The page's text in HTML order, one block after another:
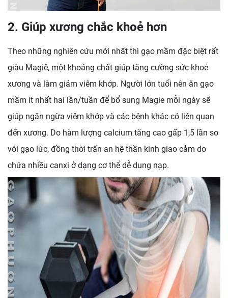
2. Giúp xương chắc khoẻ hơn
Theo những nghiên cứu mới nhất thì gạo mầm đặc biệt rất
giàu Magiê, một khoáng chất giúp tăng cường sức khoẻ
xương và làm giảm viêm khớp. Người lớn tuổi nên ăn gạo
mầm ít nhất hai lần/tuần để bổ sung Magie mỗi ngày sẽ
giúp ngăn ngừa viêm khớp và các bệnh khác có liên quan
đến xương. Do hàm lượng calcium tăng cao gấp 1,5 lần so
với gạo lức, đồng thời trấn an hệ thần kinh giao cảm do
chứa nhiều canxi ở dạng cơ thể dễ dung nạp.